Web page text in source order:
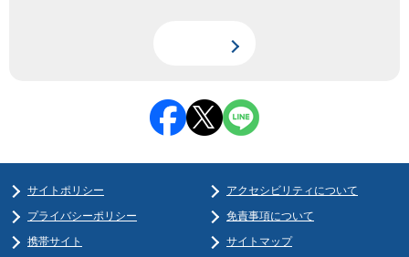
サイトポリシー
アクセシビリティについて
プライバシーポリシー
免責事項について
携帯サイト
サイトマップ